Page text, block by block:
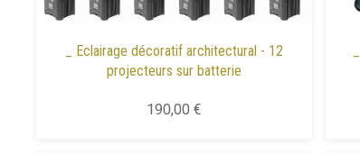
_ Eclairage décoratif architectural - 12
projecteurs sur batterie
190,00 €